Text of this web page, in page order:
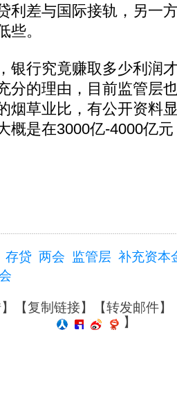
利差与国际接轨，另一
些。
行究竟赚取多少利润
分的理由，目前监管层
烟草业比，有公开资料
概是在3000亿-4000亿
存贷 两会 监管层 补充资本
】【复制链接】【转发邮件】
】